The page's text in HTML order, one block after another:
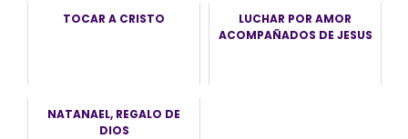
TOCAR A CRISTO
LUCHAR POR AMOR
ACOMPAÑADOS DE JESUS
NATANAEL, REGALO DE
DIOS